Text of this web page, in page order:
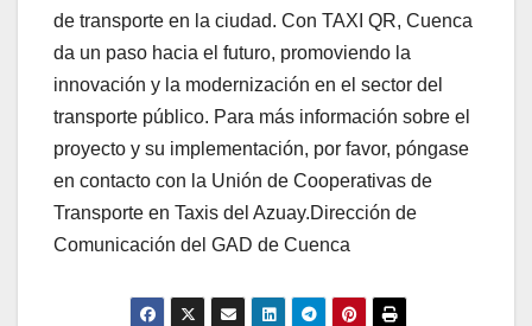
de transporte en la ciudad. Con TAXI QR, Cuenca
da un paso hacia el futuro, promoviendo la
innovación y la modernización en el sector del
transporte público. Para más información sobre el
proyecto y su implementación, por favor, póngase
en contacto con la Unión de Cooperativas de
Transporte en Taxis del Azuay.Dirección de
Comunicación del GAD de Cuenca